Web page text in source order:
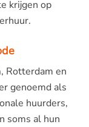
krijgen op
Rotterdam en
genoemd als
huurders,
soms al hun